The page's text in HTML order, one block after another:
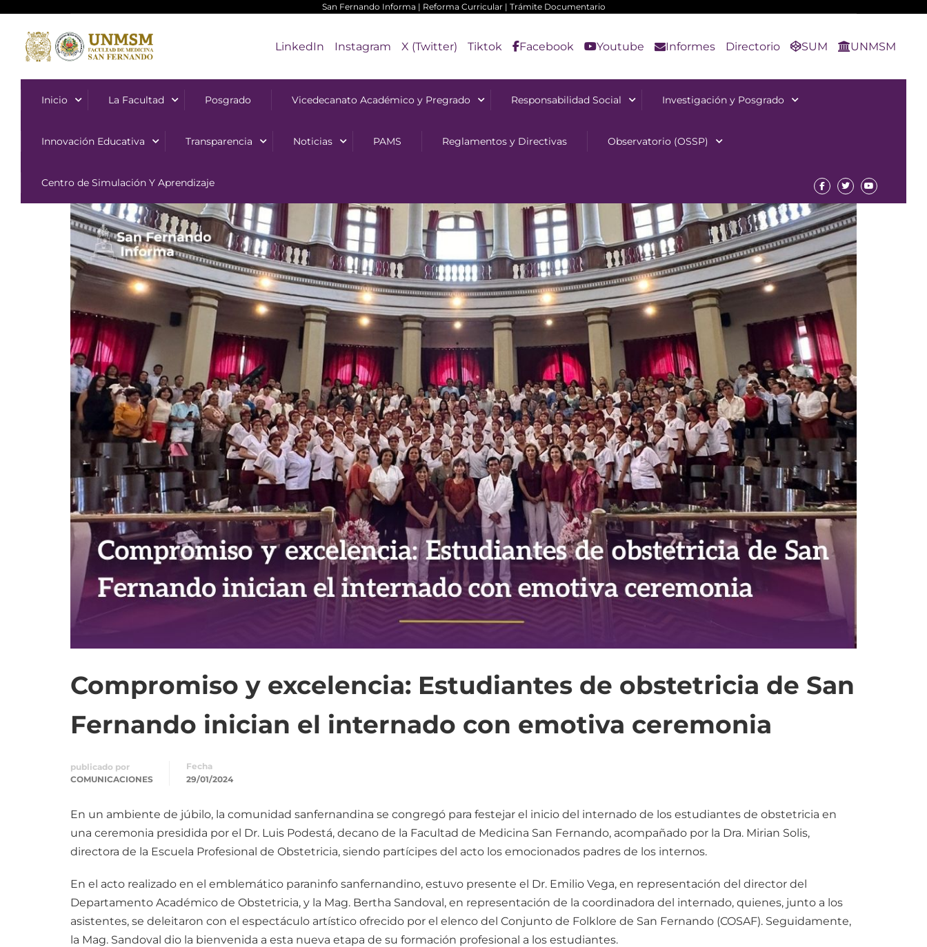
San Fernando Informa | Reforma Curricular| Trámite Documentario
LinkedIn Instagram X (Twitter) Tiktok Facebook Youtube Informes Directorio SUM UNMSM
Inicio La Facultad Posgrado Vicedecanato Académico y Pregrado Responsabilidad Social Investigación y Posgrado
Innovación Educativa Transparencia Noticias PAMS Reglamentos y Directivas Observatorio (OSSP)
Centro de Simulación Y Aprendizaje
Compromiso y excelencia: Estudiantes de obstetricia de San
Fernando inician el internado con emotiva ceremonia
publicado por
COMUNICACIONES
Fecha
29/01/2024
En un ambiente de júbilo, la comunidad sanfernandina se congregó para festejar el inicio del internado de los estudiantes de obstetricia en
una ceremonia presidida por el Dr. Luis Podestá, decano de la Facultad de Medicina San Fernando, acompañado por la Dra. Mirian Solis,
directora de la Escuela Profesional de Obstetricia, siendo partícipes del acto los emocionados padres de los internos.
En el acto realizado en el emblemático paraninfo sanfernandino, estuvo presente el Dr. Emilio Vega, en representación del director del
Departamento Académico de Obstetricia, y la Mag. Bertha Sandoval, en representación de la coordinadora del internado, quienes, junto a los
asistentes, se deleitaron con el espectáculo artístico ofrecido por el elenco del Conjunto de Folklore de San Fernando (COSAF). Seguidamente,
la Mag. Sandoval dio la bienvenida a esta nueva etapa de su formación profesional a los estudiantes.